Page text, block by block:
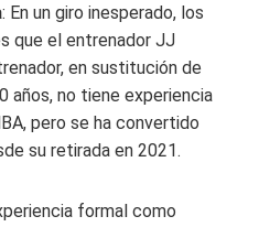
: En un giro inesperado, los
que el entrenador JJ
en sustitución de
años, no tiene experiencia
pero se ha convertido
su retirada en 2021.
formal como